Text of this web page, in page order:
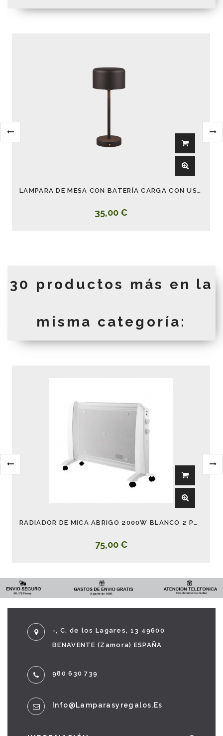
LAMPARA DE MESA CON BATERÍA CARGA CON USB JEFF NEGRO
35,00 €
30 productos más en la
misma categoría:
RADIADOR DE MICA ABRIGO 2000W BLANCO 2 POTENCIAS
75,00 €
-, C. de los Lagares, 13 49600
BENAVENTE (Zamora) ESPAÑA
980 630 739
Info@lamparasyregalos.es